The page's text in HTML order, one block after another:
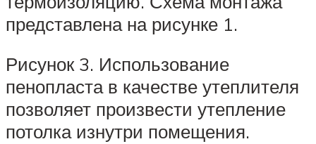
представлена на рисунке 1.
Рисунок 3. Использование
пенопласта в качестве утеплителя
позволяет произвести утепление
потолка изнутри помещения.